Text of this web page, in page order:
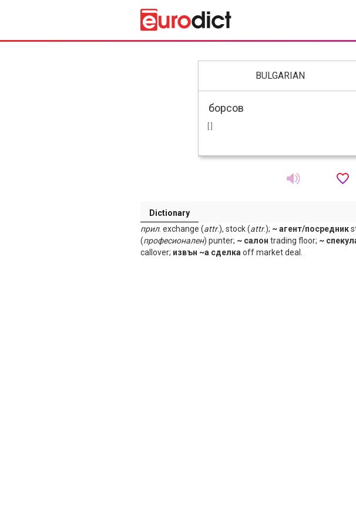
BULGARIAN
Dictionary
прил. exchange (attr.), stock (attr.); ~ агент/посредник
(професионален) punter; ~ салон trading floor; ~
callover; извън ~а сделка off market deal.